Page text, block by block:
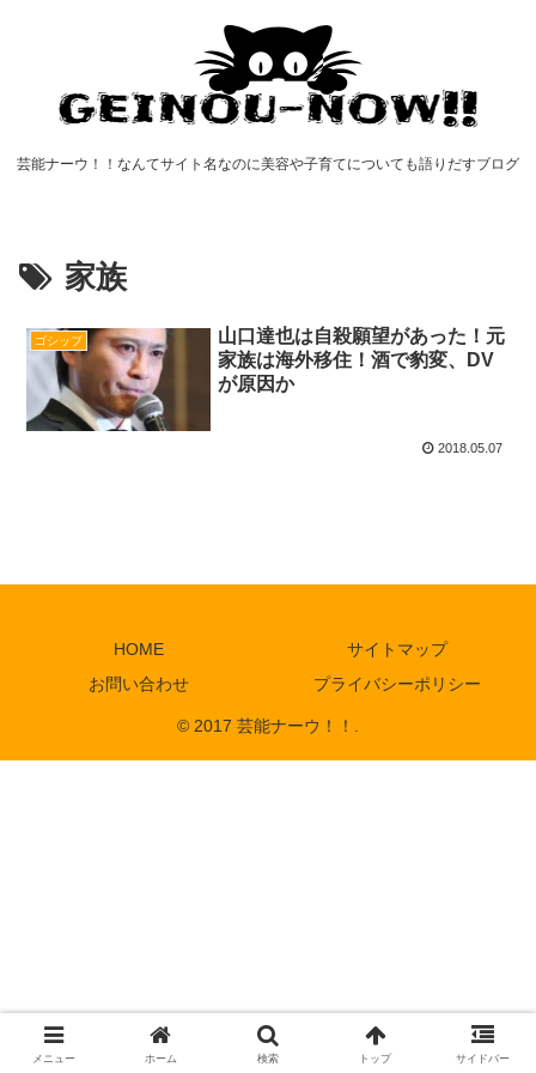
芸能ナーウ！！なんてサイト名なのに美容や子育てについても語りだすブログ
家族
ゴシップ
山口達也は自殺願望があった！元
家族は海外移住！酒で豹変、DV
が原因か
2018.05.07
HOME
サイトマップ
お問い合わせ
プライバシーポリシー
© 2017 芸能ナーウ！！.
メニュー ホーム 検索 トップ サイドバー